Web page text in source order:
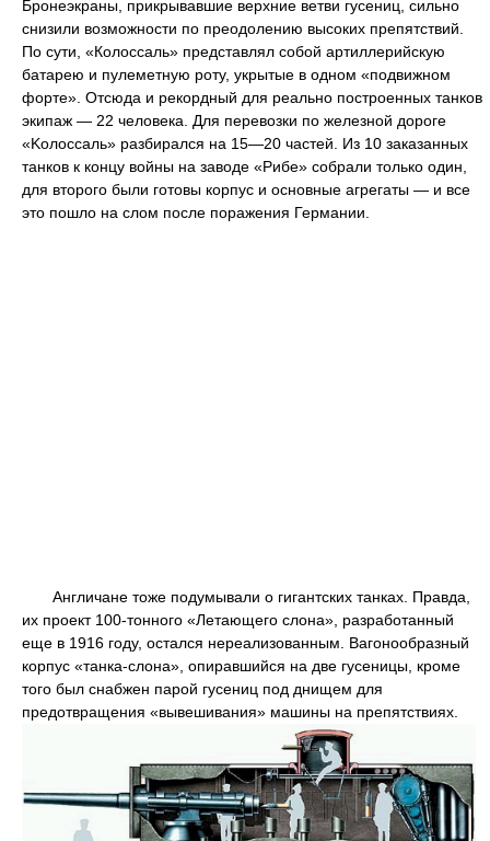
Бронеэкраны, прикрывавшие верхние ветви гусениц, сильно
снизили возможности по преодолению высоких препятствий.
По сути, «Колоссаль» представлял собой артиллерийскую
батарею и пулеметную роту, укрытые в одном «подвижном
форте». Отсюда и рекордный для реально построенных танков
экипаж — 22 человека. Для перевозки по железной дороге
«Kолоссаль» разбирался на 15—20 частей. Из 10 заказанных
танков к концу войны на заводе «Рибе» собрали только один,
для второго были готовы корпус и основные агрегаты — и все
это пошло на слом после поражения Германии.
Англичане тоже подумывали о гигантских танках. Правда,
их проект 100-тонного «Летающего слона», разработанный
еще в 1916 году, остался нереализованным. Вагонообразный
корпус «танка-слона», опиравшийся на две гусеницы, кроме
того был снабжен парой гусениц под днищем для
предотвращения «вывешивания» машины на препятствиях.